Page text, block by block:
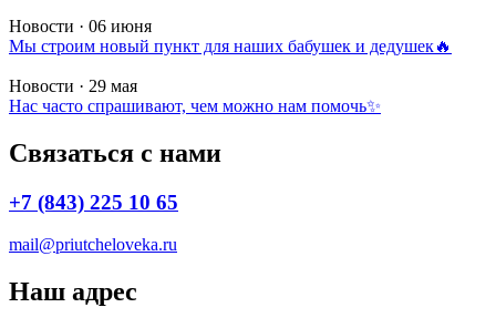
Новости · 06 июня
Мы строим новый пункт для наших бабушек и дедушек🔥
Новости · 29 мая
Нас часто спрашивают, чем можно нам помочь✨
Связаться с нами
+7 (843) 225 10 65
mail@priutcheloveka.ru
Наш адрес